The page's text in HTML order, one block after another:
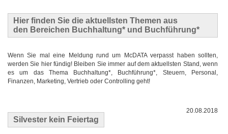
Hier finden Sie die aktuellsten Themen aus
den Bereichen Buchhaltung* und Buchführung*
Wenn Sie mal eine Meldung rund um McDATA verpasst haben sollten,
werden Sie hier fündig! Bleiben Sie immer auf dem aktuellsten Stand, wenn
es um das Thema Buchhaltung*, Buchführung*, Steuern, Personal,
Finanzen, Marketing, Vertrieb oder Controlling geht!
Silvester kein Feiertag
20.08.2018